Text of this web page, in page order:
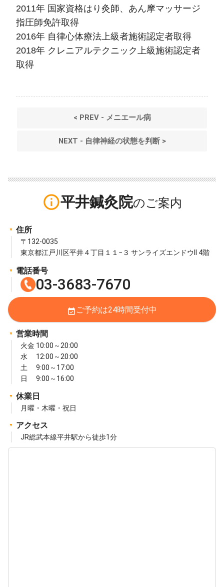
2011年 国家資格はり灸師、あん摩マッサージ
指圧師免許取得
2016年 自律心体療法上級者施術認定者取得
2018年 クレニアルテクニック上級施術認定者
取得
< PREV - メニエール病
NEXT - 自律神経の状態を判断 >
info_outline平井鍼灸院
住所
〒132-0035
東京都江戸川区平井４丁目１１−３ サンライズエンドウII 4階
電話番号
03-3683-7670
event_available ご予約は24時間受付中
営業時間
火金 10:00～20:00
水 12:00～20:00
土 9:00～17:00
日 9:00～16:00
休業日
月曜・木曜・祝日
アクセス
JR総武本線平井駅から徒歩1分